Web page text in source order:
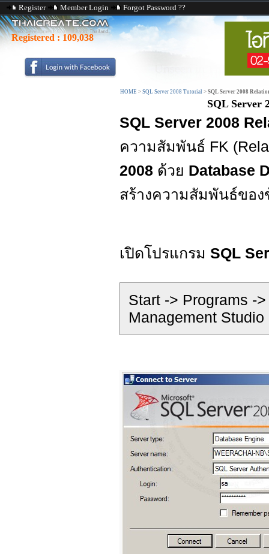
Register Member Login Forgot Password ??
Registered : 109,038
HOME > SQL Server 2008 Tutorial > SQL Server 2008
SQL Server
SQL Server 2008
ความสัมพันธ์ FK
2008 ด้วย Database
สร้างความสัมพันธ์ของ
เปิดโปรแกรม SQL
Start -> Programs -
Management Studio